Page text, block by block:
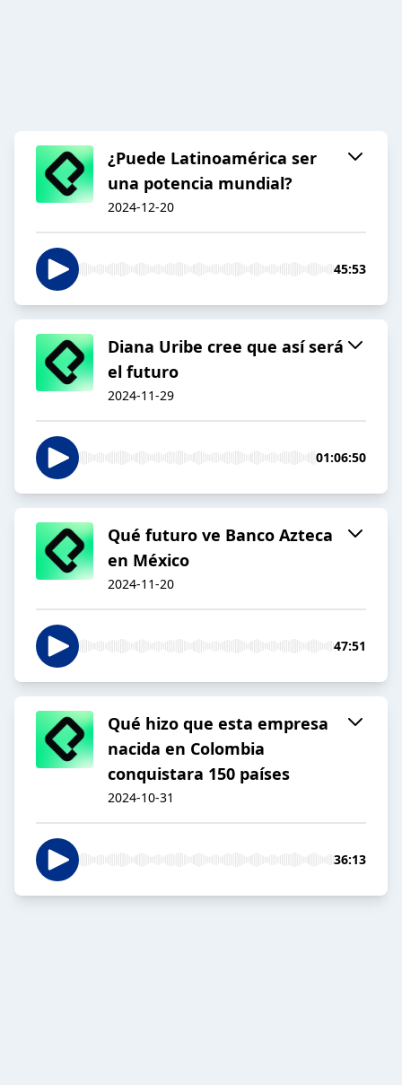
¿Puede Latinoamérica ser
una potencia mundial?
2024-12-20
45:53
Diana Uribe cree que así será
el futuro
2024-11-29
01:06:50
Qué futuro ve Banco Azteca
en México
2024-11-20
47:51
Qué hizo que esta empresa
nacida en Colombia
conquistara 150 países
2024-10-31
36:13